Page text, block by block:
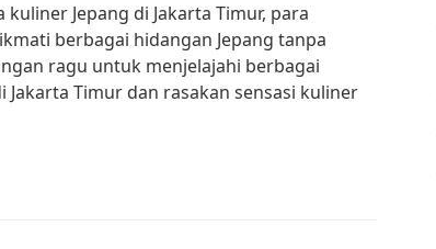
Jepang di Jakarta Timur, para
berbagai hidangan Jepang tanpa
ragu untuk menjelajahi berbagai
Jakarta Timur dan rasakan sensasi kuliner